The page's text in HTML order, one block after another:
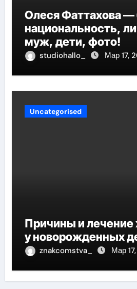
Олеся Фаттахова —
национальность,
муж, дети, фото!
studiohallo_ Мар 17,
Uncategorised
Причины и лечение
у новорожденных
znakcomstva_ Мар